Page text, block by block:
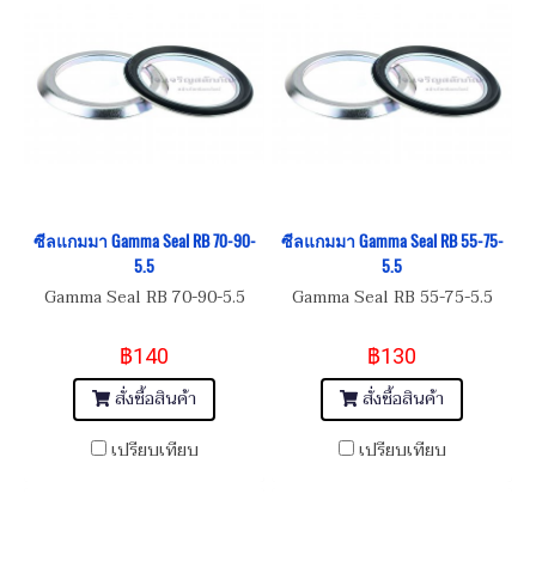
ซีลแกมมา Gamma Seal RB 70-90-
5.5
Gamma Seal RB 70-90-5.5
฿140
สั่งซื้อสินค้า
เปรียบเทียบ
ซีลแกมมา Gamma Seal RB 55-75-
5.5
Gamma Seal RB 55-75-5.5
฿130
สั่งซื้อสินค้า
เปรียบเทียบ